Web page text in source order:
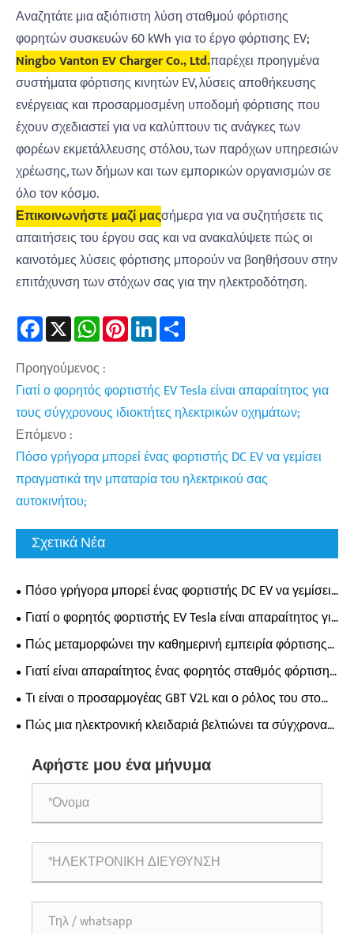
Αναζητάτε μια αξιόπιστη λύση σταθμού φόρτισης
φορητών συσκευών 60 kWh για το έργο φόρτισης EV;
Ningbo Vanton EV Charger Co., Ltd.παρέχει προηγμένα
συστήματα φόρτισης κινητών EV, λύσεις αποθήκευσης
ενέργειας και προσαρμοσμένη υποδομή φόρτισης που
έχουν σχεδιαστεί για να καλύπτουν τις ανάγκες των
φορέων εκμετάλλευσης στόλου, των παρόχων υπηρεσιών
χρέωσης, των δήμων και των εμπορικών οργανισμών σε
όλο τον κόσμο.
Επικοινωνήστε μαζί μαςσήμερα για να συζητήσετε τις
απαιτήσεις του έργου σας και να ανακαλύψετε πώς οι
καινοτόμες λύσεις φόρτισης μπορούν να βοηθήσουν στην
επιτάχυνση των στόχων σας για την ηλεκτροδότηση.
Facebook WhatsAppPinterestLinkedIn
Προηγούμενος :
Γιατί ο φορητός φορτιστής EV Tesla είναι απαραίτητος για
τους σύγχρονους ιδιοκτήτες ηλεκτρικών οχημάτων;
Επόμενο :
Πόσο γρήγορα μπορεί ένας φορτιστής DC EV να γεμίσει
πραγματικά την μπαταρία του ηλεκτρικού σας
αυτοκινήτου;
Σχετικά Νέα
Πόσο γρήγορα μπορεί ένας φορτιστής DC EV να γεμίσει
πραγματικά την μπαταρία του ηλεκτρικού σας
αυτοκινήτου;
Γιατί ο φορητός φορτιστής EV Tesla είναι απαραίτητος για
τους σύγχρονους ιδιοκτήτες ηλεκτρικών οχημάτων;
Πώς μεταμορφώνει την καθημερινή εμπειρία φόρτισης
ηλεκτρικού οχήματος ένας επιτοίχιος φορτιστής AC;
Γιατί είναι απαραίτητος ένας φορητός σταθμός φόρτισης
οδικής διάσωσης 65 kWh για τη σύγχρονη υποστήριξη
έκτακτης ανάγκης EV;
Τι είναι ο προσαρμογέας GBT V2L και ο ρόλος του στο
τροφοδοτικό EV;
Πώς μια ηλεκτρονική κλειδαριά βελτιώνει τα σύγχρονα
Αφήστε μου ένα μήνυμα